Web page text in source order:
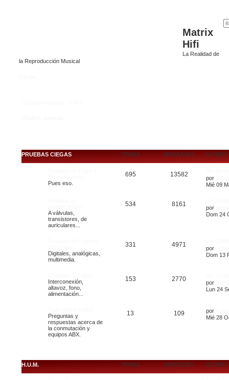
Matrix
Hifi
La Realidad de
la Reproducción Musical
PRUEBAS CIEGAS TEMAS MENSAJES ÚLTIMO
Pues eso.
695 13582
por
Mié 09
A válvulas,
transistores, de
auriculares...
534 8161
por
Dom 24
Digitales, analógicas,
multimedia.
331 4971
por
Dom 13
Interconexión,
altavoz, fono,
alimentación...
153 2770
por
Lun 24
Preguntas y
respuestas acerca de
la conmutación y
equipos ABX.
13 109 por
Mié 28
H.U.M. TEMAS MENSAJES ÚLTIMO